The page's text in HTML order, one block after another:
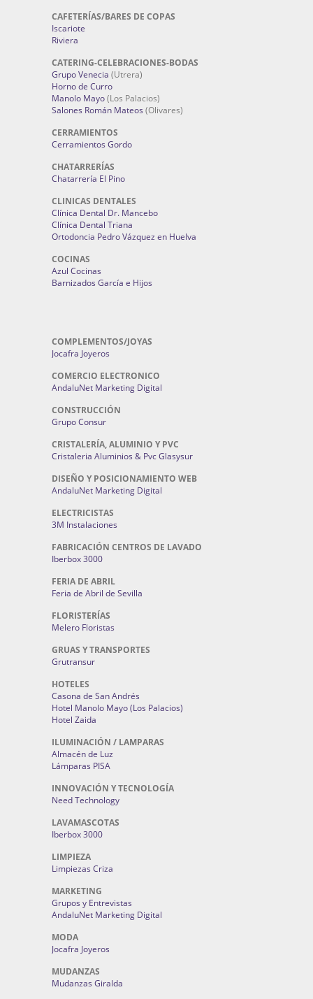
CAFETERÍAS/BARES DE COPAS
Iscariote
Riviera
CATERING-CELEBRACIONES-BODAS
Grupo Venecia (Utrera)
Horno de Curro
Manolo Mayo(Los Palacios)
Salones Román Mateos (Olivares)
CERRAMIENTOS
Cerramientos Gordo
CHATARRERÍAS
Chatarrería El Pino
CLINICAS DENTALES
Clínica Dental Dr. Mancebo
Clínica Dental Triana
Ortodoncia Pedro Vázquez en Huelva
COCINAS
Azul Cocinas
Barnizados García e Hijos
COMPLEMENTOS/JOYAS
Jocafra Joyeros
COMERCIO ELECTRONICO
AndaluNet Marketing Digital
CONSTRUCCIÓN
Grupo Consur
CRISTALERÍA, ALUMINIO Y PVC
Cristaleria Aluminios & Pvc Glasysur
DISEÑO Y POSICIONAMIENTO WEB
AndaluNet Marketing Digital
ELECTRICISTAS
3M Instalaciones
FABRICACIÓN CENTROS DE LAVADO
Iberbox 3000
FERIA DE ABRIL
Feria de Abril de Sevilla
FLORISTERÍAS
Melero Floristas
GRUAS Y TRANSPORTES
Grutransur
HOTELES
Casona de San Andrés
Hotel Manolo Mayo (Los Palacios)
Hotel Zaida
ILUMINACIÓN / LAMPARAS
Almacén de Luz
Lámparas PISA
INNOVACIÓN Y TECNOLOGÍA
Need Technology
LAVAMASCOTAS
Iberbox 3000
LIMPIEZA
Limpiezas Criza
MARKETING
Grupos y Entrevistas
AndaluNet Marketing Digital
MODA
Jocafra Joyeros
MUDANZAS
Mudanzas Giralda